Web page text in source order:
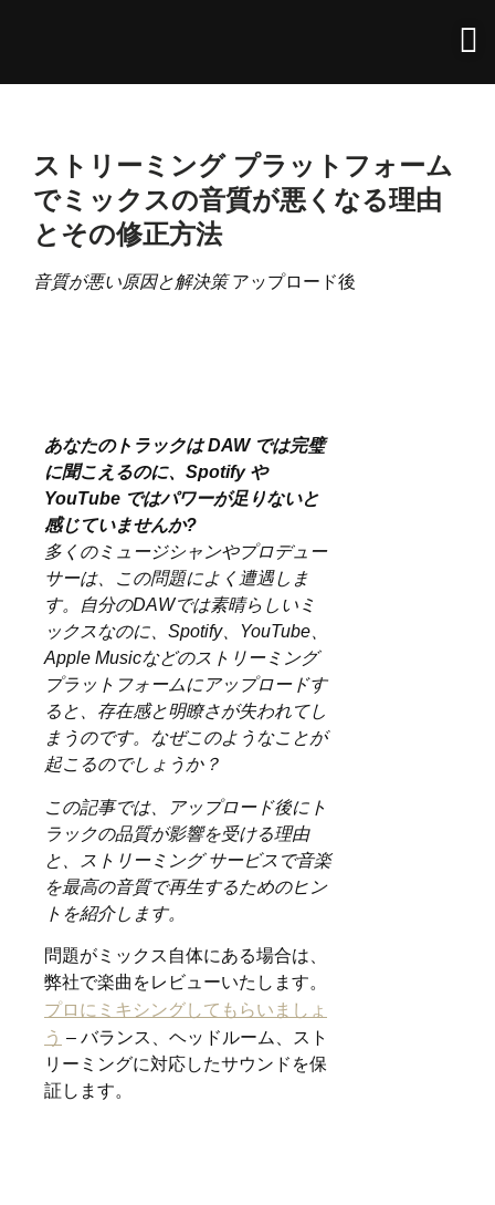
ストリーミング プラットフォーム
でミックスの音質が悪くなる理由
とその修正方法
音質が悪い原因と解決策アップロード後
あなたのトラックは DAW では完璧
に聞こえるのに、Spotify や
YouTube ではパワーが足りないと
感じていませんか?
多くのミュージシャンやプロデュー
サーは、この問題によく遭遇しま
す。自分のDAWでは素晴らしいミ
ックスなのに、Spotify、YouTube、
Apple Musicなどのストリーミング
プラットフォームにアップロードす
ると、存在感と明瞭さが失われてし
まうのです。なぜこのようなことが
起こるのでしょうか？
この記事では、アップロード後にト
ラックの品質が影響を受ける理由
と、ストリーミング サービスで音楽
を最高の音質で再生するためのヒン
トを紹介します。
問題がミックス自体にある場合は、
弊社で楽曲をレビューいたします。
プロにミキシングしてもらいましょ
う – バランス、ヘッドルーム、スト
リーミングに対応したサウンドを保
証します。